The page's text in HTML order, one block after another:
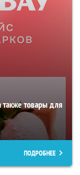
также товары для
ПОДРОБНЕЕ